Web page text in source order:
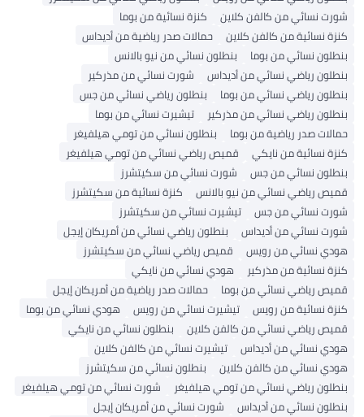
شورت نسائي من كالفن كلاين
كنزة نسائية من بوما
كنزة نسائية من كالفن كلاين
حمالات صدر رياضية من أديداس
بنطلون نسائي من بوما
بنطلون نسائي من نيو بالانس
بنطلون رياضي نسائي من أديداس
شورت نسائي من مذركير
بنطلون رياضي نسائي من بوما
بنطلون رياضي نسائي من جس
بنطلون رياضي نسائي من مذركير
تيشيرت نسائي من بوما
حمالات صدر رياضية من بوما
بنطلون نسائي من تومي هيلفيغر
كنزة نسائية من نايكي
قميص رياضي نسائي من تومي هيلفيغر
بنطلون نسائي من جس
شورت نسائي من سكيتشرز
قميص رياضي نسائي من نيو بالانس
كنزة نسائية من سكيتشرز
شورت نسائي من جس
تيشيرت نسائي من سكيتشرز
شورت نسائي من أديداس
بنطلون رياضي نسائي من أمريكان إيجل
هودي نسائي من رويس
قميص رياضي نسائي من سكيتشرز
كنزة نسائية من مذركير
هودي نسائي من نايكي
قميص رياضي نسائي من بوما
حمالات صدر رياضية من أمريكان إيجل
كنزة نسائية من رويس
تيشيرت نسائي من رويس
هودي نسائي من بوما
قميص رياضي نسائي من كالفن كلاين
بنطلون نسائي من نايكي
هودي نسائي من أديداس
تيشيرت نسائي من كالفن كلاين
هودي نسائي من كالفن كلاين
بنطلون نسائي من سكيتشرز
بنطلون رياضي نسائي من تومي هيلفيغر
شورت نسائي من تومي هيلفيغر
بنطلون نسائي من أديداس
شورت نسائي من أمريكان إيجل